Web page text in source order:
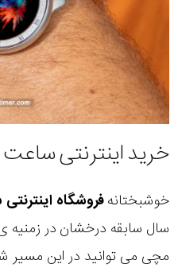
خرید اینترنتی
خوشبختانهفروشگاه
سال سابقه درخشان در
مچی می توانید در این مسیر